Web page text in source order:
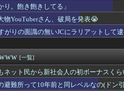
とあるんだがｗｗｗｗｗｗｗｗ...
ｗｗｗ
いてる男の正体←これｗｗｗｗｗ
なるwww
ない・・・
動画770本を発見
り。飽き飽きしてる」
物YouTuberさん、破局を発表😭
がりの面識の無いJCにラリアットして
[一覧]
ネット民から新社会人の初ボーナスく
避難所って10年前と同レベルなの(ドン